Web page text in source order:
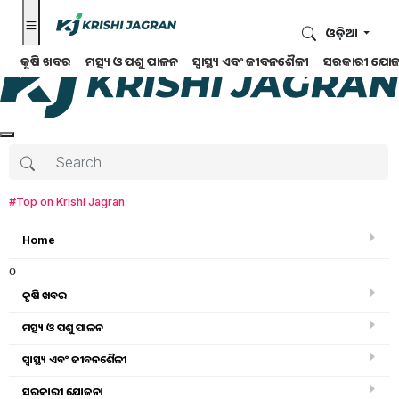
କୃଷି ଖବର ମତ୍ସ୍ୟ ଓ ପଶୁ ପାଳନ ସ୍ୱାସ୍ଥ୍ୟ ଏବଂ ଜୀବନଶୈଳୀ ସରକାରୀ
ଓଡ଼ିଆ
#Top on Krishi Jagran
Home
o
କୃଷି ଖବର
ମତ୍ସ୍ୟ ଓ ପଶୁ ପାଳନ
ସ୍ୱାସ୍ଥ୍ୟ ଏବଂ ଜୀବନଶୈଳୀ
ସରକାରୀ ଯୋଜନା
କୃଷି ବିଶ୍ବକୋଷ